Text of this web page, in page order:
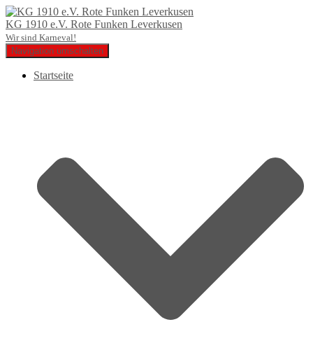
KG 1910 e.V. Rote Funken Leverkusen
Wir sind Karneval!
Navigation umschalten
Startseite